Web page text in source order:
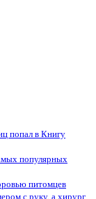
попал в Книгу
популярных
питомцев
с руку, а хирург